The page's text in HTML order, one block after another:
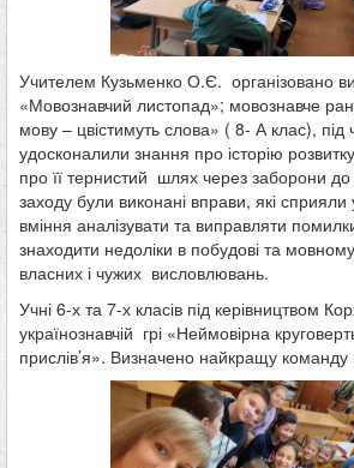
Учителем Кузьменко О.Є. організовано
«Мовознавчий листопад»; мовознавче
мову – цвістимуть слова» ( 8- А клас), під
удосконалили знання про історію
про її тернистий шлях через заборони до
заходу були виконані вправи, які
вміння аналізувати та виправляти
знаходити недоліки в побудові та
власних і чужих висловлювань.
Учні 6-х та 7-х класів під керівництвом
українознавчій грі «Неймовірна
прислів’я». Визначено найкращу команду